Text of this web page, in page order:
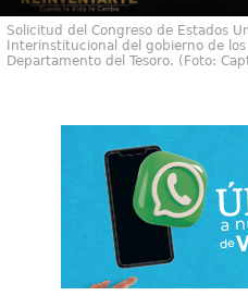
Solicitud del Congreso de Estados
Interinstitucional del gobierno de
Departamento del Tesoro. (Foto: